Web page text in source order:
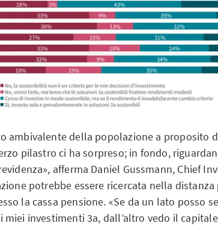
ambivalente della popolazione a proposito
pilastro ci ha sorpreso; in fondo,
afferma Daniel Gussmann, Chief
potrebbe essere ricercata nella
la cassa pensione. «Se da un lato posso
miei investimenti 3a, dall’altro vedo il